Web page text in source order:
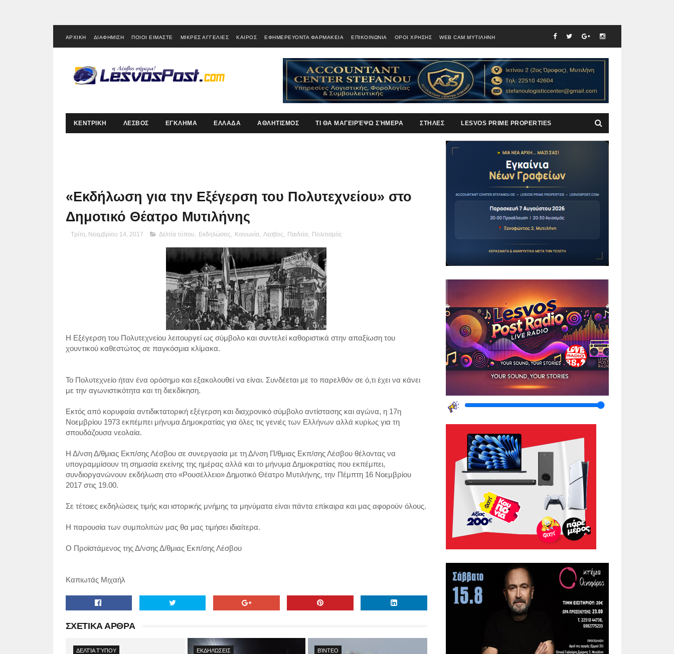
ΑΡΧΙΚΗ ΔΙΑΦΗΜΙΣΗ ΠΟΙΟΙ ΕΙΜΑΣΤΕ ΜΙΚΡΕΣ ΑΓΓΕΛΙΕΣ ΚΑΙΡΟΣ ΕΦΗΜΕΡΕΥΟΝΤΑ ΦΑΡΜΑΚΕΙΑ ΕΠΙΚΟΙΝΩΝΙΑ ΟΡΟΙ ΧΡΗΣΗΣ WEB CAM ΜΥΤΙΛΗΝΗ
ΚΕΝΤΡΙΚΗ ΛΕΣΒΟΣ ΕΓΚΛΗΜΑ ΕΛΛΑΔΑ ΑΘΛΗΤΙΣΜΟΣ ΤΙ ΘΑ ΜΑΓΕΙΡΈΨΩ ΣΉΜΕΡΑ ΣΤΗΛΕΣ LESVOS PRIME PROPERTIES
«Εκδήλωση για την Εξέγερση του Πολυτεχνείου» στο
Δημοτικό Θέατρο Μυτιλήνης
Τρίτη, Νοεμβρίου 14, 2017 Δελτία τύπου, Εκδηλώσεις, Κοινωνία, Λεσβος, Παιδεία, Πολιτισμός
Η Εξέγερση του Πολυτεχνείου λειτουργεί ως σύμβολο και συντελεί καθοριστικά στην απαξίωση του
χουντικού καθεστώτος σε παγκόσμια κλίμακα.
Το Πολυτεχνείο ήταν ένα ορόσημο και εξακολουθεί να είναι. Συνδέεται με το παρελθόν σε ό,τι έχει να κάνει
με την αγωνιστικότητα και τη διεκδίκηση.
Εκτός από κορυφαία αντιδικτατορική εξέγερση και διαχρονικό σύμβολο αντίστασης και αγώνα, η 17η
Νοεμβρίου 1973 εκπέμπει μήνυμα Δημοκρατίας για όλες τις γενιές των Ελλήνων αλλά κυρίως για τη
σπουδάζουσα νεολαία.
Η Δ/νση Δ/θμιας Εκπ/σης Λέσβου σε συνεργασία με τη Δ/νση Π/θμιας Εκπ/σης Λέσβου θέλοντας να
υπογραμμίσουν τη σημασία εκείνης της ημέρας αλλά και το μήνυμα Δημοκρατίας που εκπέμπει,
συνδιοργανώνουν εκδήλωση στο «Ρουσέλλειο» Δημοτικό Θέατρο Μυτιλήνης, την Πέμπτη 16 Νοεμβρίου
2017 στις 19.00.
Σε τέτοιες εκδηλώσεις τιμής και ιστορικής μνήμης τα μηνύματα είναι πάντα επίκαιρα και μας αφορούν όλους.
Η παρουσία των συμπολιτών μας θα μας τιμήσει ιδιαίτερα.
Ο Προϊστάμενος της Δ/νσης Δ/θμιας Εκπ/σης Λέσβου
Καπιωτάς Μιχαήλ
ΣΧΕΤΙΚΑ ΑΡΘΡΑ
ΔΕΛΤΊΑ ΤΎΠΟΥ ΕΚΔΗΛΏΣΕΙΣ ΒΊΝΤΕΟ